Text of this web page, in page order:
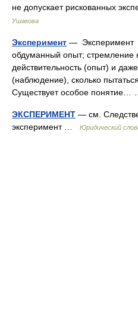
не допускает рискованных
Ушакова
Эксперимент — Эксперимент
обдуманный опыт; стремление
действительность (опыт) и
(наблюдение), сколько
Существует особое
ЭКСПЕРИМЕНТ — см.
эксперимент …
Юридический